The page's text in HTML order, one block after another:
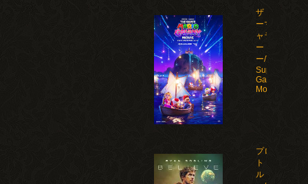
ザ・スーパ
ーマリオギ
ャラクシ
ー・ムービ
ー/The
Super Mario
Galaxy
Movie(2026)
プロジェク
ト・ヘイ
ル・メアリ